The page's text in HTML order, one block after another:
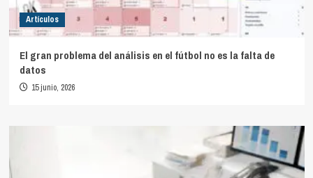
Artículos
El gran problema del análisis en el fútbol no es la falta de
datos
15 junio, 2026